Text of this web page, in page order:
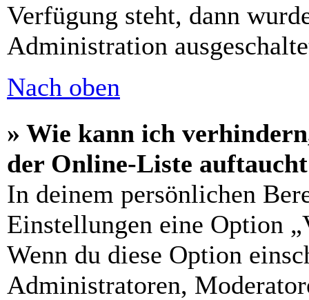
Verfügung steht, dann
Administration
Nach oben
» Wie kann ich
der Online-Liste
In deinem persönlichen
Einstellungen eine Option
Wenn du diese Option
Administratoren,